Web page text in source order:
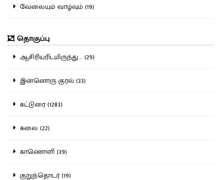
வேலையும் வாழ்வும் (19)
தொகுப்பு
ஆசிரியரிடமிருந்து... (29)
இன்னொரு குரல் (33)
கட்டுரை (1283)
கலை (22)
காணொளி (39)
குறுந்தொடர் (19)